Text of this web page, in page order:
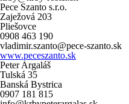
Pece Szanto s.r.o.
Zaježová 203
Pliešovce
0908 463 190
vladimir.szanto@pece-szanto.sk
www.peceszanto.sk
Peter Argaláš
Tulská 35
Banská Bystrica
0907 181 815